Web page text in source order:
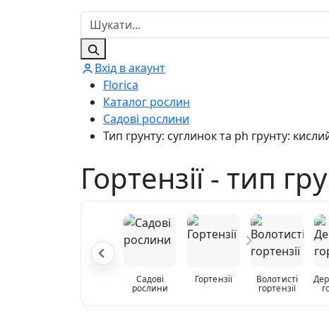
Вхід в акаунт
Florica
Каталог рослин
Садові рослини
Тип грунту: суглинок та ph грунту:
Гортензії - тип
Садові
рослини
Гортензії Волотисті
гортензії